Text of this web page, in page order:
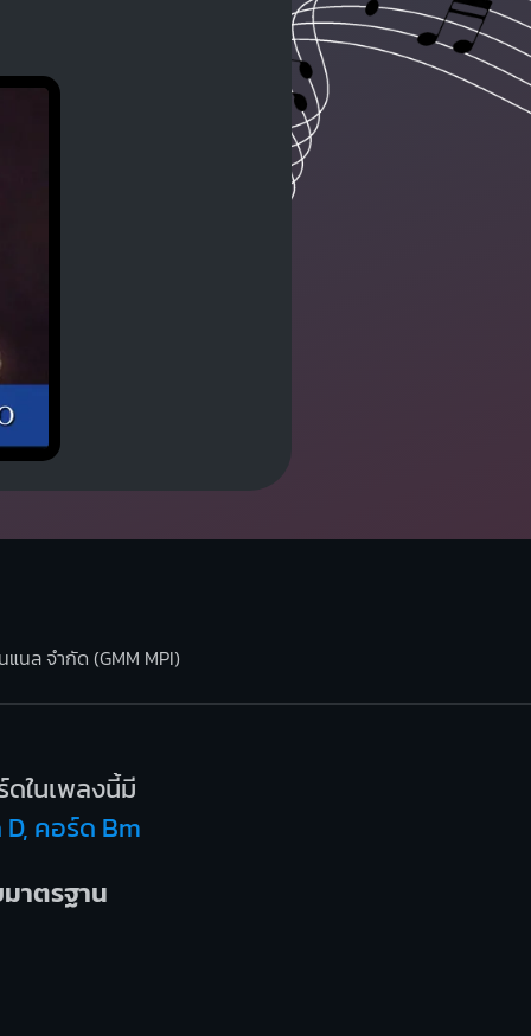
นล จำกัด (GMM MPI)
ในเพลงนี้มี
คอร์ด Bm
าตรฐาน